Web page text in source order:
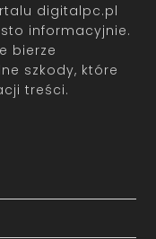
digitalpc.pl
informacyjnie.
bierze
szkody, które
treści.